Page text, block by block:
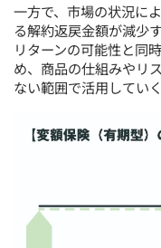
一方で、市場の状況に
る解約返戻金額が減少
リターンの可能性と同
め、商品の仕組みやリ
ない範囲で活用してい